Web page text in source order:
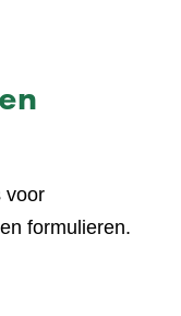
voor
formulieren.